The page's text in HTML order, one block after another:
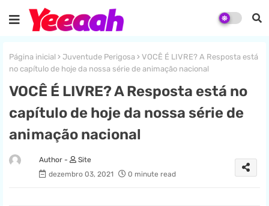
Página inicial Juventude Perigosa
VOCÊ É LIVRE? A Resposta está
no capítulo de hoje da nossa série de animação nacional
VOCÊ É LIVRE? A Resposta está no
capítulo de hoje da nossa série de
animação nacional
Site
dezembro 03, 2021
0 minute read